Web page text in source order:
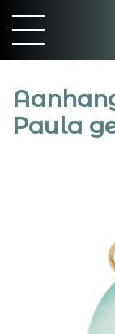
Paula